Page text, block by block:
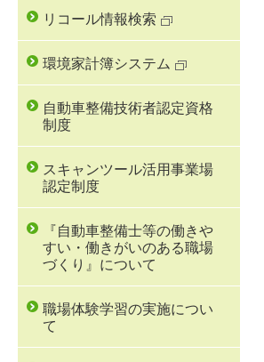
リコール情報検索
環境家計簿システム
自動車整備技術者認定資格
制度
スキャンツール活用事業場
認定制度
『自動車整備士等の働きや
すい・働きがいのある職場
づくり』について
職場体験学習の実施につい
て